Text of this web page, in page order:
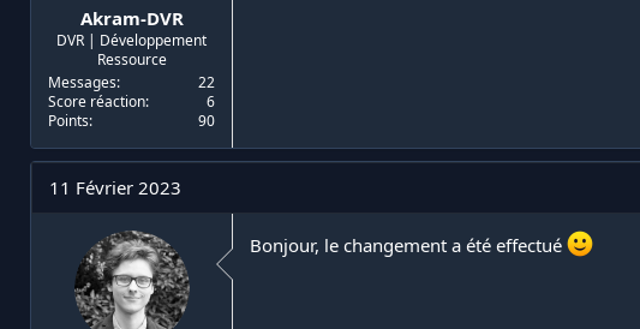
c
u
s
s
o
Akram-DVR
DVR | Développement
Ressource
Messages
22
Score réaction
6
Points
90
11 Février 2023
Bonjour, le changement a été effectué